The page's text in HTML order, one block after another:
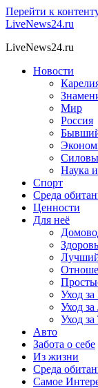
Перейти к
LiveNews24.ru
LiveNews24.ru
Новости
Мир
Россия
Наука
Спорт
Среда
Ценности
Для неё
Уход
Уход
Уход
Авто
Забота о себе
Из жизни
Среда
Самое